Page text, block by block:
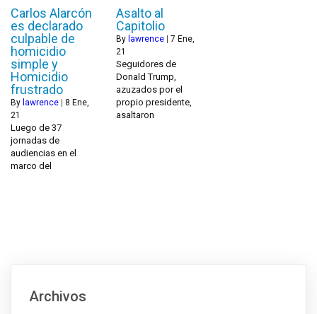
Carlos Alarcón
es declarado
culpable de
homicidio
simple y
Homicidio
frustrado
By lawrence | 8 Ene,
21
Luego de 37
jornadas de
audiencias en el
marco del
Asalto al
Capitolio
By lawrence | 7 Ene,
21
Seguidores de
Donald Trump,
azuzados por el
propio presidente,
asaltaron
Archivos